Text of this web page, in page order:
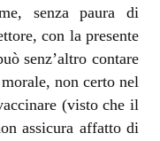
senza paura di
con la presente
senz’altro contare
non certo nel
(visto che il
assicura affatto di